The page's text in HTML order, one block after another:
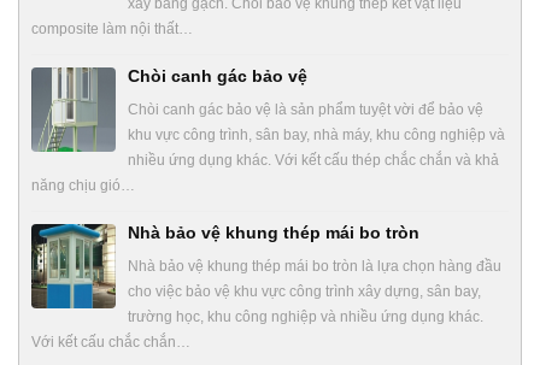
xây bằng gạch. Chòi bảo vệ khung thép kết vật liệu
composite làm nội thất…
Chòi canh gác bảo vệ
Chòi canh gác bảo vệ là sản phẩm tuyệt vời để bảo vệ
khu vực công trình, sân bay, nhà máy, khu công nghiệp và
nhiều ứng dụng khác. Với kết cấu thép chắc chắn và khả
năng chịu gió…
Nhà bảo vệ khung thép mái bo tròn
Nhà bảo vệ khung thép mái bo tròn là lựa chọn hàng đầu
cho việc bảo vệ khu vực công trình xây dựng, sân bay,
trường học, khu công nghiệp và nhiều ứng dụng khác.
Với kết cấu chắc chắn…